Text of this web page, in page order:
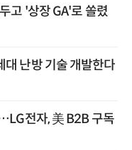
고 '상장 GA'로 쏠렸
대 난방 기술 개발한다
전자, 美 B2B 구독